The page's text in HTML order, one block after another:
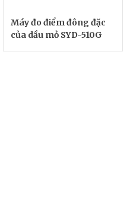
Máy đo điểm đông đặc
của dầu mỏ SYD-510G